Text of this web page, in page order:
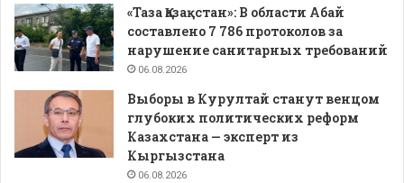
«Таза Қазақстан»: В области Абай
составлено 7 786 протоколов за
нарушение санитарных требований
06.08.2026
Выборы в Курултай станут венцом
глубоких политических реформ
Казахстана — эксперт из
Кыргызстана
06.08.2026